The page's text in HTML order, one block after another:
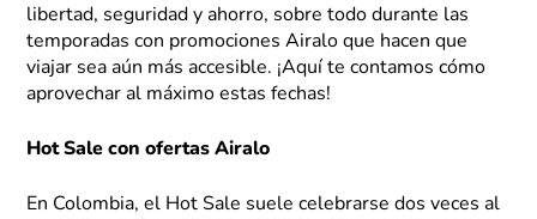
libertad, seguridad y ahorro, sobre todo durante las
temporadas con promociones Airalo que hacen que
viajar sea aún más accesible. ¡Aquí te contamos cómo
aprovechar al máximo estas fechas!
Hot Sale con ofertas Airalo
En Colombia, el Hot Sale suele celebrarse dos veces al